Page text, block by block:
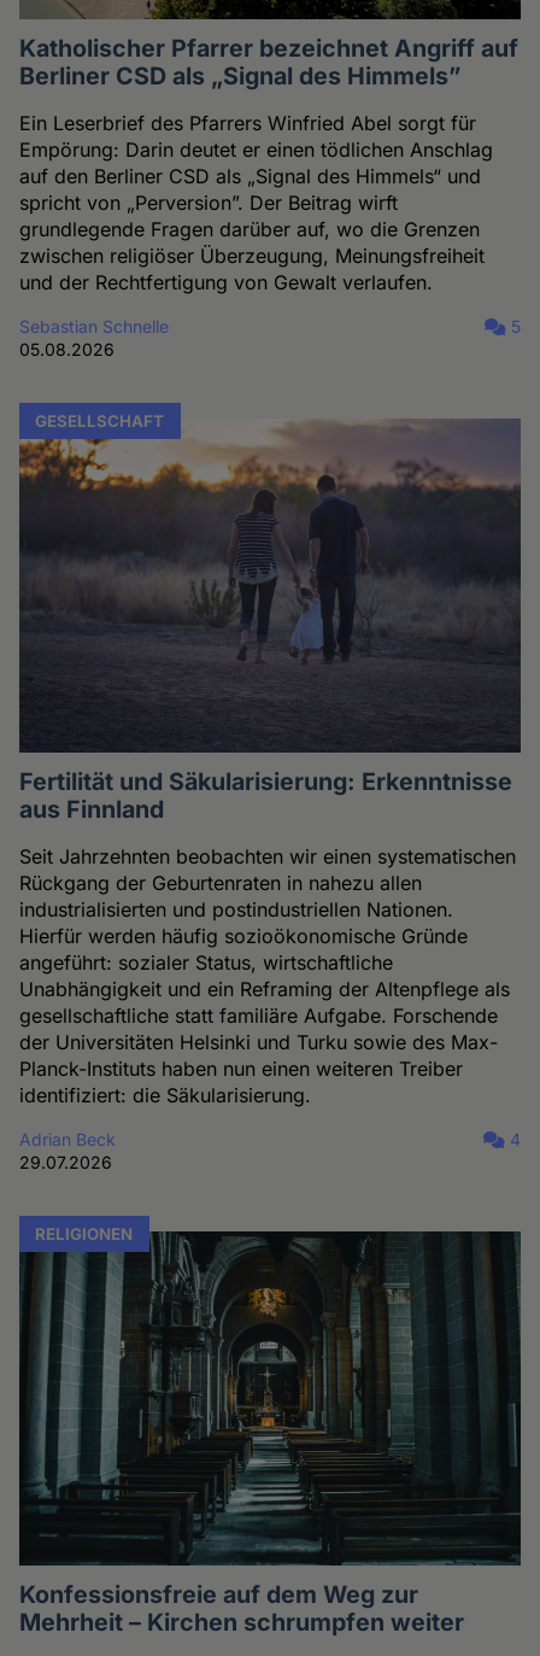
Katholischer Pfarrer bezeichnet Angriff auf
Berliner CSD als „Signal des Himmels”
Ein Leserbrief des Pfarrers Winfried Abel sorgt für
Empörung: Darin deutet er einen tödlichen Anschlag
auf den Berliner CSD als „Signal des Himmels“ und
spricht von „Perversion”. Der Beitrag wirft
grundlegende Fragen darüber auf, wo die Grenzen
zwischen religiöser Überzeugung, Meinungsfreiheit
und der Rechtfertigung von Gewalt verlaufen.
Sebastian Schnelle
05.08.2026
5
GESELLSCHAFT
Fertilität und Säkularisierung: Erkenntnisse
aus Finnland
Seit Jahrzehnten beobachten wir einen systematischen
Rückgang der Geburtenraten in nahezu allen
industrialisierten und postindustriellen Nationen.
Hierfür werden häufig sozioökonomische Gründe
angeführt: sozialer Status, wirtschaftliche
Unabhängigkeit und ein Reframing der Altenpflege als
gesellschaftliche statt familiäre Aufgabe. Forschende
der Universitäten Helsinki und Turku sowie des Max-
Planck-Instituts haben nun einen weiteren Treiber
identifiziert: die Säkularisierung.
Adrian Beck
29.07.2026
4
RELIGIONEN
Konfessionsfreie auf dem Weg zur
Mehrheit – Kirchen schrumpfen weiter